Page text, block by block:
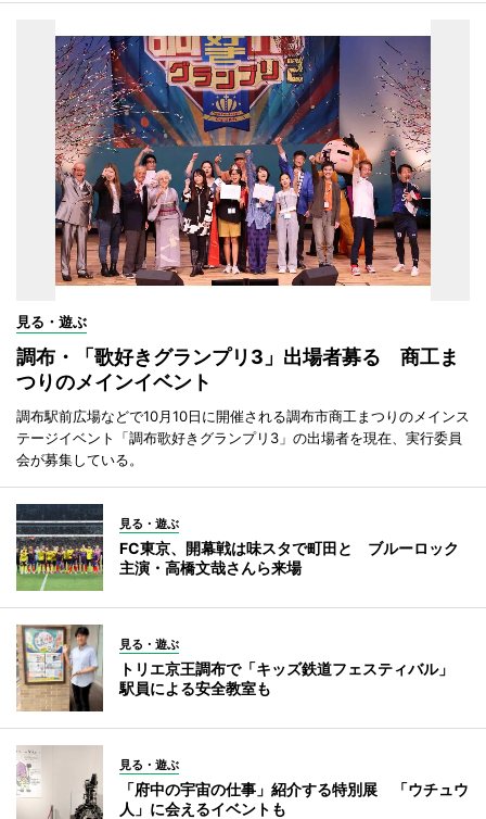
見る・遊ぶ
調布・「歌好きグランプリ3」出場者募る 商工ま
つりのメインイベント
調布駅前広場などで10月10日に開催される調布市商工まつりのメインス
テージイベント「調布歌好きグランプリ3」の出場者を現在、実行委員
会が募集している。
見る・遊ぶ
FC東京、開幕戦は味スタで町田と ブルーロック
主演・高橋文哉さんら来場
見る・遊ぶ
トリエ京王調布で「キッズ鉄道フェスティバル」
駅員による安全教室も
見る・遊ぶ
「府中の宇宙の仕事」紹介する特別展 「ウチュウ
人」に会えるイベントも